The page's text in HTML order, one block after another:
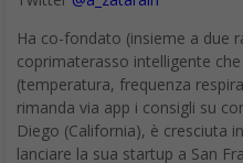
(temperatura, frequenza
rimanda via app i consigli su
Diego (California), è cresciuta
lanciare la sua startup a San
un’agenzia di relazioni
nella classifica “30 under 30”,
promettenti del momento nel